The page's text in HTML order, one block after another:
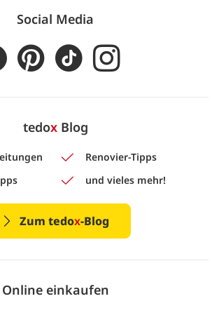
Social Media
tedoxBlog
Renovier-Tipps
und vieles mehr!
Zum tedox-Blog
Online einkaufen